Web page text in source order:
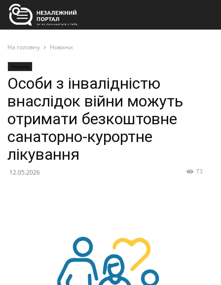
На головну Новини
Новини
Особи з інвалідністю
внаслідок війни можуть
отримати безкоштовне
санаторно-курортне
лікування
12.05.2026 73